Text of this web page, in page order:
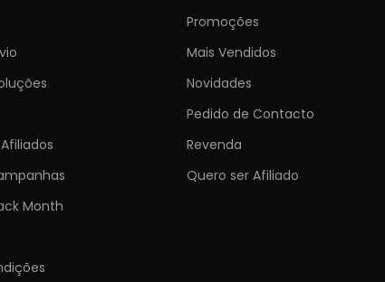
Month
Promoções
Mais Vendidos
Novidades
Pedido de Contacto
Revenda
Quero ser Afiliado